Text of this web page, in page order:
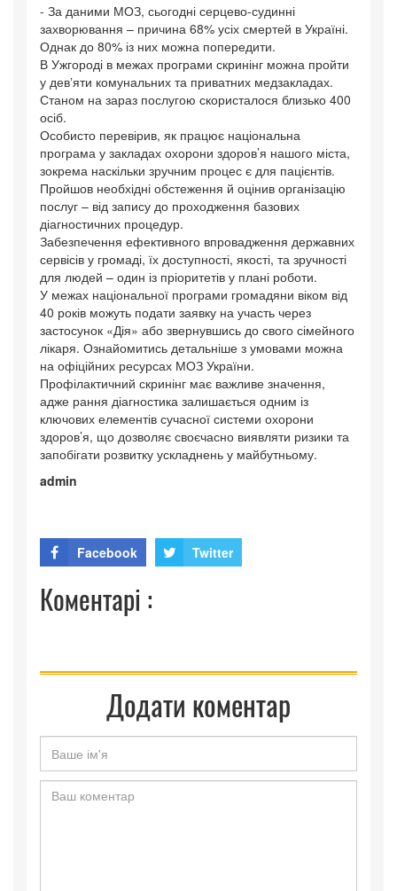
- За даними МОЗ, сьогодні серцево-судинні
захворювання – причина 68% усіх смертей в Україні.
Однак до 80% із них можна попередити.
В Ужгороді в межах програми скринінг можна пройти
у девʼяти комунальних та приватних медзакладах.
Станом на зараз послугою скористалося близько 400
осіб.
Особисто перевірив, як працює національна
програма у закладах охорони здоров’я нашого міста,
зокрема наскільки зручним процес є для пацієнтів.
Пройшов необхідні обстеження й оцінив організацію
послуг – від запису до проходження базових
діагностичних процедур.
Забезпечення ефективного впровадження державних
сервісів у громаді, їх доступності, якості, та зручності
для людей – один із пріоритетів у плані роботи.
У межах національної програми громадяни віком від
40 років можуть подати заявку на участь через
застосунок «Дія» або звернувшись до свого сімейного
лікаря. Ознайомитись детальніше з умовами можна
на офіційних ресурсах МОЗ України.
Профілактичний скринінг має важливе значення,
адже рання діагностика залишається одним із
ключових елементів сучасної системи охорони
здоров’я, що дозволяє своєчасно виявляти ризики та
запобігати розвитку ускладнень у майбутньому.
admin
Facebook Twitter
Коментарі :
Додати коментар